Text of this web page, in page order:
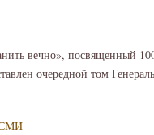
вечно», посвященный
очередной том
СМИ